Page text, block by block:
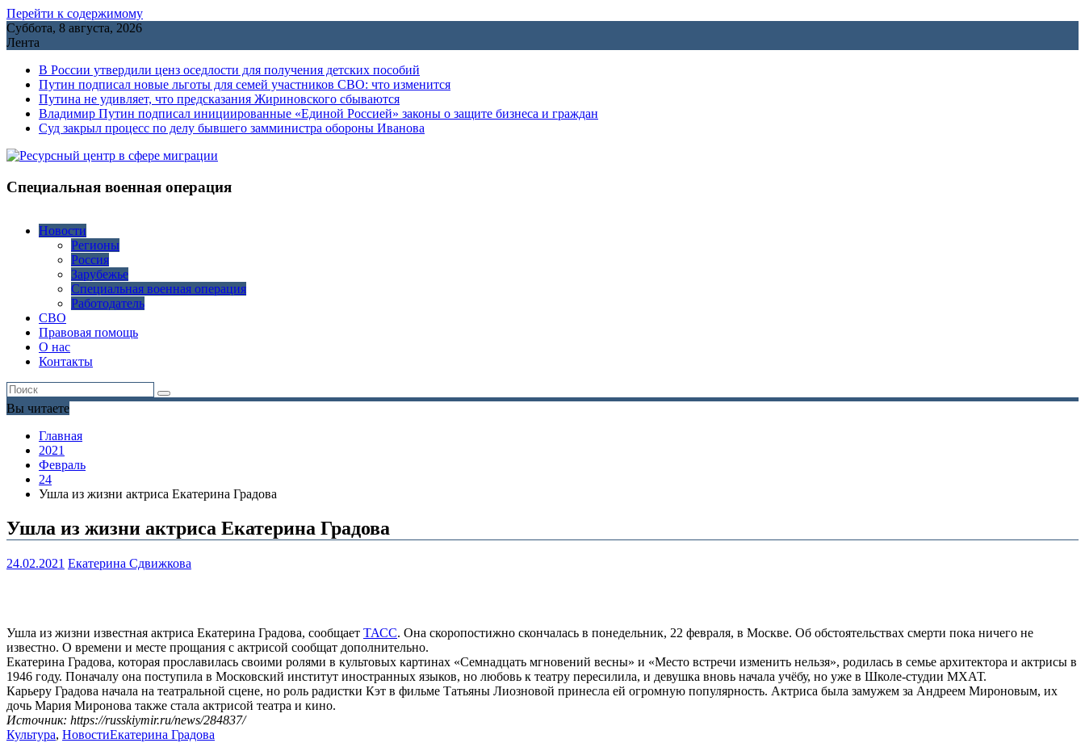
Перейти к содержимому
Суббота, 8 августа, 2026
Лента
В России утвердили ценз оседлости для получения детских пособий
Путин подписал новые льготы для семей участников СВО: что изменится
Путина не удивляет, что предсказания Жириновского сбываются
Владимир Путин подписал инициированные «Единой Россией» законы о защите бизнеса и граждан
Cуд закрыл процесс по делу бывшего замминистра обороны Иванова
Специальная военная операция
Новости
Регионы
Россия
Зарубежье
Специальная военная операция
Работодатель
СВО
Правовая помощь
О нас
Контакты
Вы читаете
Главная
2021
Февраль
24
Ушла из жизни актриса Екатерина Градова
Ушла из жизни актриса Екатерина Градова
24.02.2021 Екатерина Сдвижкова
Ушла из жизни известная актриса Екатерина Градова, сообщает ТАСС. Она скоропостижно скончалась в понедельник, 22 февраля, в Москве. Об обстоятельствах смерти пока ничего не
известно. О времени и месте прощания с актрисой сообщат дополнительно.
Екатерина Градова, которая прославилась своими ролями в культовых картинах «Семнадцать мгновений весны» и «Место встречи изменить нельзя», родилась в семье архитектора и актрисы в
1946 году. Поначалу она поступила в Московский институт иностранных языков, но любовь к театру пересилила, и девушка вновь начала учёбу, но уже в Школе-студии МХАТ.
Карьеру Градова начала на театральной сцене, но роль радистки Кэт в фильме Татьяны Лиозновой принесла ей огромную популярность. Актриса была замужем за Андреем Мироновым, их
дочь Мария Миронова также стала актрисой театра и кино.
Источник: https://russkiymir.ru/news/284837/
Культура, НовостиЕкатерина Градова